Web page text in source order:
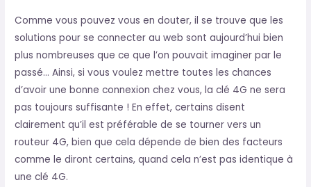
Comme vous pouvez vous en douter, il se trouve que les
solutions pour se connecter au web sont aujourd’hui bien
plus nombreuses que ce que l’on pouvait imaginer par le
passé… Ainsi, si vous voulez mettre toutes les chances
d’avoir une bonne connexion chez vous, la clé 4G ne sera
pas toujours suffisante ! En effet, certains disent
clairement qu’il est préférable de se tourner vers un
routeur 4G, bien que cela dépende de bien des facteurs
comme le diront certains, quand cela n’est pas identique à
une clé 4G.